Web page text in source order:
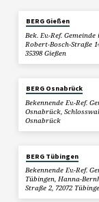
BERG Gießen
Bek. Ev.-Ref. Gemeinde
Robert-Bosch-Straße
35398 Gießen
BERG Osnabrück
Bekennende Ev.-Ref.
Osnabrück,
Osnabrück
BERG Tübingen
Bekennende Ev.-Ref.
Tübingen, Hanna-
Straße 2, 72072